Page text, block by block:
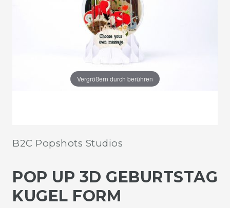
Vergrößern durch berühren
B2C Popshots Studios
POP UP 3D GEBURTSTAG
KUGEL FORM